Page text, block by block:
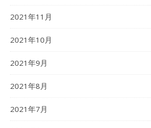
2021年11月
2021年10月
2021年9月
2021年8月
2021年7月